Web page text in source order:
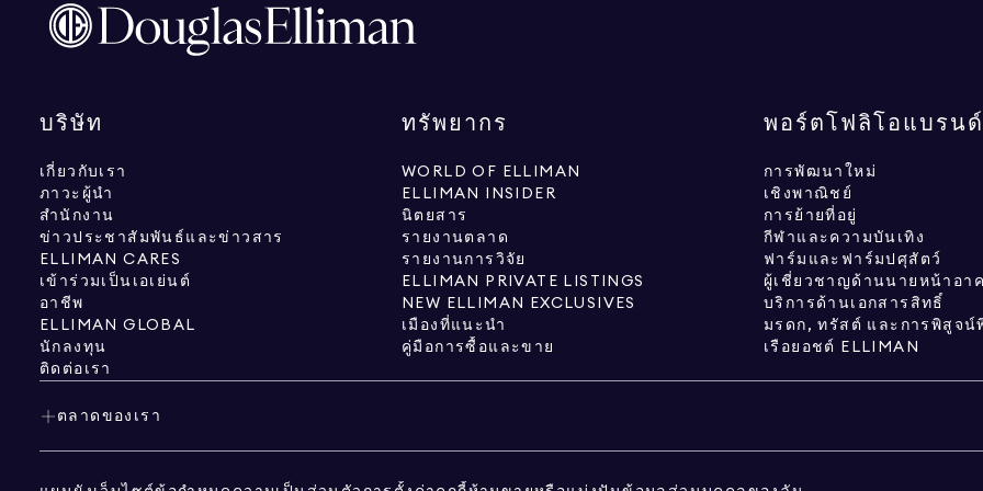
บริษัท
เกี่ยวกับเรา
ภาวะผู้นำ
สำนักงาน
ข่าวประชาสัมพันธ์และข่าวสาร
ELLIMAN CARES
เข้าร่วมเป็นเอเย่นต์
อาชีพ
ELLIMAN GLOBAL
นักลงทุน
ติดต่อเรา
ทรัพยากร
WORLD OF ELLIMAN
ELLIMAN INSIDER
นิตยสาร
รายงานตลาด
รายงานการวิจัย
ELLIMAN PRIVATE LISTINGS
NEW ELLIMAN EXCLUSIVES
เมืองที่แนะนำ
คู่มือการซื้อและขาย
พอร์ตโฟลิโอแบรนด์
การพัฒนาใหม่
เชิงพาณิชย์
การย้ายที่อยู่
กีฬาและความบันเทิง
ฟาร์มและฟาร์มปศุสัตว์
ผู้เชี่ยวชาญด้านนายหน้าอา
บริการด้านเอกสารสิทธิ์
มรดก, ทรัสต์ และการพิสูจน์
เรือยอชต์ ELLIMAN
ตลาดของเรา